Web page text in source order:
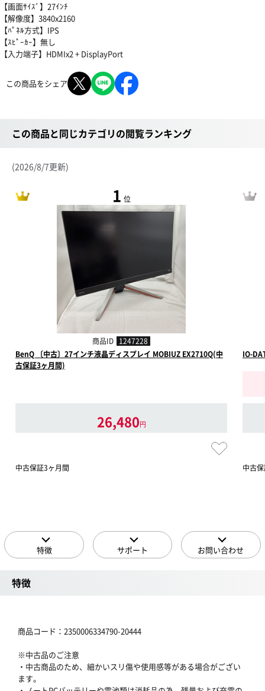
【画面ｻｲｽﾞ】27ｲﾝﾁ
【解像度】3840x2160
【ﾊﾟﾈﾙ方式】IPS
【ｽﾋﾟｰｶｰ】無し
【入力端子】HDMIx2 + DisplayPort
この商品をシェア
この商品と同じカテゴリの閲覧ランキング
(2026/8/7更新)
1 位
商品ID 1247228
BenQ 〔中古〕27インチ液晶ディスプレイ MOBIUZ EX2710Q(中
古保証3ヶ月間)
26,480円
中古保証3ヶ月間
IO-
中古
特徴 サポート お問い合わせ
特徴
商品コード：2350006334790-20444
※中古品のご注意
・中古商品のため、細かいスリ傷や使用感等がある場合がござい
ます。